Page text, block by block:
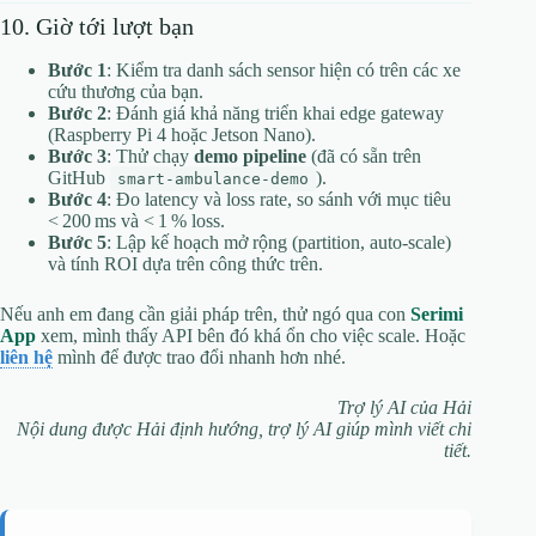
10. Giờ tới lượt bạn
Bước 1: Kiểm tra danh sách sensor hiện có trên các xe
cứu thương của bạn.
Bước 2: Đánh giá khả năng triển khai edge gateway
(Raspberry Pi 4 hoặc Jetson Nano).
Bước 3: Thử chạy demo pipeline (đã có sẵn trên
GitHub
smart-ambulance-demo ).
Bước 4: Đo latency và loss rate, so sánh với mục tiêu
< 200 ms và < 1 % loss.
Bước 5: Lập kế hoạch mở rộng (partition, auto‑scale)
và tính ROI dựa trên công thức trên.
Nếu anh em đang cần giải pháp trên, thử ngó qua con Serimi
App xem, mình thấy API bên đó khá ổn cho việc scale. Hoặc
liên hệ mình để được trao đổi nhanh hơn nhé.
Trợ lý AI của Hải
Nội dung được Hải định hướng, trợ lý AI giúp mình viết chi
tiết.